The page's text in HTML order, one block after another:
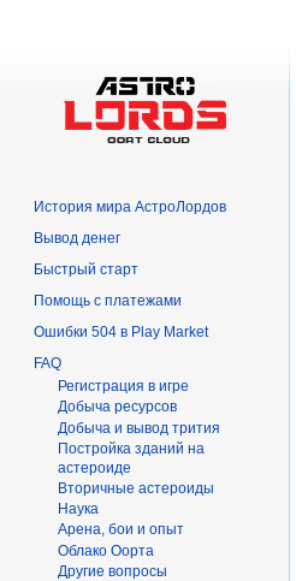
История мира АстроЛордов
Вывод денег
Быстрый старт
Помощь с платежами
Ошибки 504 в Play Market
FAQ
Регистрация в игре
Добыча ресурсов
Добыча и вывод трития
Постройка зданий на
астероиде
Вторичныe астероиды
Hаука
Арена, бои и опыт
Облако Оорта
Другие вопросы